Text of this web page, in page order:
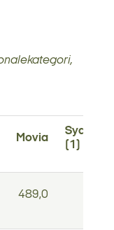
Movia
Sydtrafik
(1)
489,0